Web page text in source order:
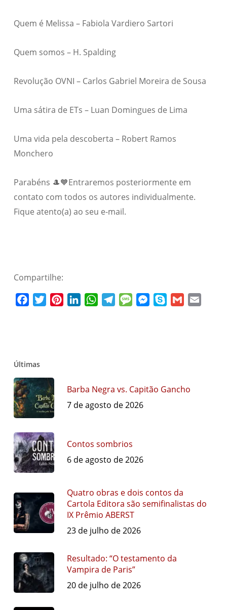
Quem é Melissa – Fabiola Vardiero Sartori
Quem somos – H. Spalding
Revolução OVNI – Carlos Gabriel Moreira de Sousa
Uma sátira de ETs – Luan Domingues de Lima
Uma vida pela descoberta – Robert Ramos
Monchero
Parabéns 🎩🧡Entraremos posteriormente em
contato com todos os autores individualmente.
Fique atento(a) ao seu e-mail.
Compartilhe:
FacebookTwitterPinterestLinkedInWhatsAppTelegramMessageMessenger
Skype Gmail
Últimas
Barba Negra vs. Capitão Gancho
7 de agosto de 2026
Contos sombrios
6 de agosto de 2026
Quatro obras e dois contos da
Cartola Editora são semifinalistas do
IX Prêmio ABERST
23 de julho de 2026
Resultado: “O testamento da
Vampira de Paris”
20 de julho de 2026